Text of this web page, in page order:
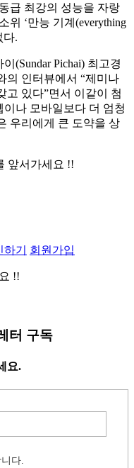
급 최강의 성능을 자랑
위 ‘만능 기계(everything
다.
(Sundar Pichai) 최고경
의 인터뷰에서 “제미나
고 있다”면서 이같이 첨
나 모바일보다 더 엄청
우리에게 큰 도약을 상
앞서가세요 !!
기 회원가입
!!
터 구독
요.
다.